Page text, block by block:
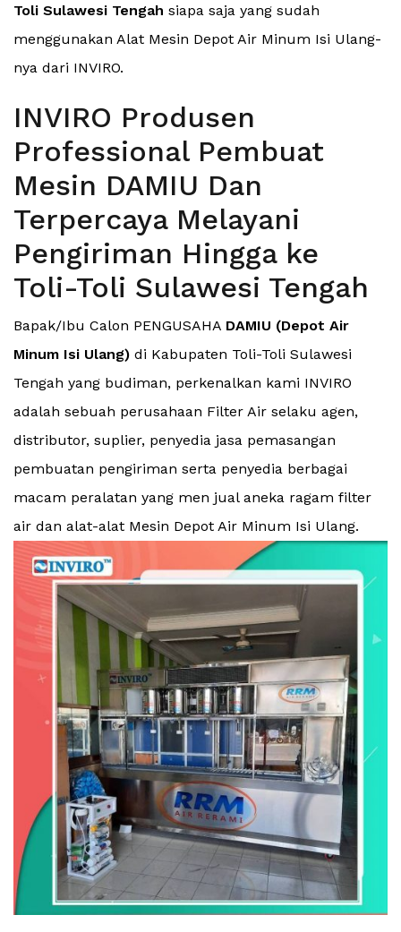
Toli Sulawesi Tengah siapa saja yang sudah
menggunakan Alat Mesin Depot Air Minum Isi Ulang-
nya dari INVIRO.
INVIRO Produsen
Professional Pembuat
Mesin DAMIU Dan
Terpercaya Melayani
Pengiriman Hingga ke
Toli-Toli Sulawesi Tengah
Bapak/Ibu Calon PENGUSAHA DAMIU (Depot Air
Minum Isi Ulang) di Kabupaten Toli-Toli Sulawesi
Tengah yang budiman, perkenalkan kami INVIRO
adalah sebuah perusahaan Filter Air selaku agen,
distributor, suplier, penyedia jasa pemasangan
pembuatan pengiriman serta penyedia berbagai
macam peralatan yang men jual aneka ragam filter
air dan alat-alat Mesin Depot Air Minum Isi Ulang.